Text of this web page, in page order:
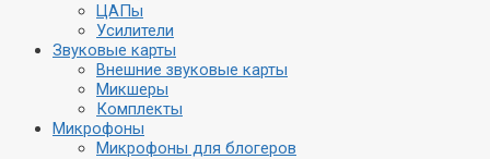
ЦАПы
Усилители
Звуковые карты
Внешние звуковые карты
Микшеры
Комплекты
Микрофоны
Микрофоны для блогеров